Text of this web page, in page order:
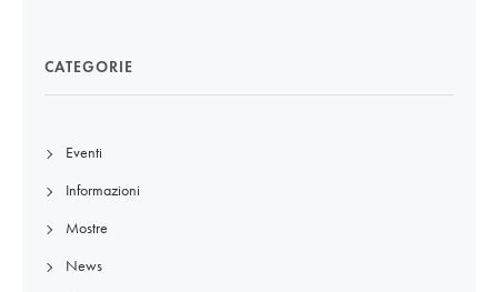
CATEGORIE
Eventi
Informazioni
Mostre
News